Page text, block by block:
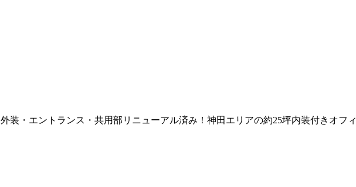
外装・エントランス・共用部リニューアル済み！神田エリアの約25坪内装付きオフ